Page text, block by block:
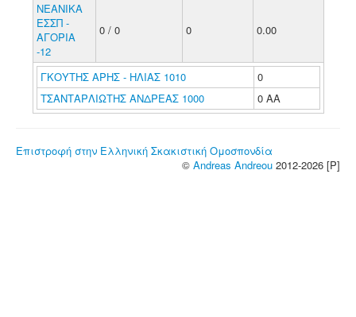
ΝΕΑΝΙΚΑ
ΕΣΣΠ -
ΑΓΟΡΙΑ
-12
0 / 0 0 0.00
ΓΚΟΥΤΗΣ ΑΡΗΣ - ΗΛΙΑΣ 1010
0
ΤΣΑΝΤΑΡΛΙΩΤΗΣ ΑΝΔΡΕΑΣ 1000
0 ΑΑ
Επιστροφή στην Ελληνική Σκακιστική Ομοσπονδία
© Andreas Andreou 2012-2026 [P]